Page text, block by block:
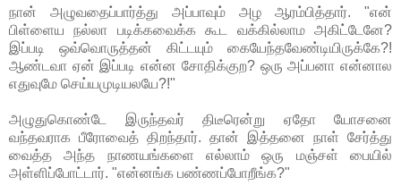
நான் அழுவதைப்பார்த்து அப்பாவும் அழ ஆரம்பித்தார். "என்
பிள்ளைய நல்லா படிக்கவைக்க கூட வக்கில்லாம அகிட்டேனே?
இப்படி ஒவ்வொருத்தன் கிட்டயும் கையேந்தவேண்டியிருக்கே?!
ஆண்டவா ஏன் இப்படி என்ன சோதிக்குற? ஒரு அப்பனா என்னால
எதுவுமே செய்யமுடியலயே?!"
அழுதுகொண்டே இருந்தவர் திடீரென்று ஏதோ யோசனை
வந்தவராக பீரோவைத் திறந்தார். தான் இத்தனை நாள் சேர்த்து
வைத்த அந்த நாணயங்களை எல்லாம் ஒரு மஞ்சள் பையில்
அள்ளிப்போட்டார். "என்னங்க பண்ணப்போறீங்க?"